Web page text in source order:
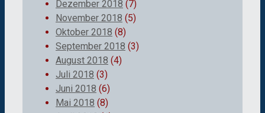
Dezember 2018 (7)
November 2018 (5)
Oktober 2018 (8)
September 2018 (3)
August 2018 (4)
Juli 2018 (3)
Juni 2018 (6)
Mai 2018 (8)